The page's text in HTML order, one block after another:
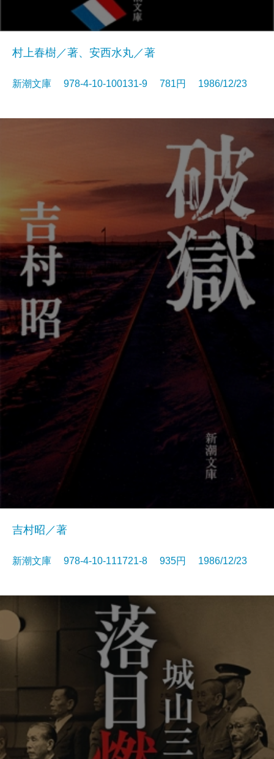
村上春樹／著、安西水丸／著
新潮文庫 978-4-10-100131-9 781円 1986/12/23
吉村昭／著
新潮文庫 978-4-10-111721-8 935円 1986/12/23